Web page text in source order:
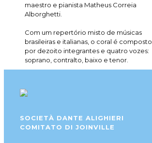
maestro e pianista Matheus Correia
Alborghetti.
Com um repertório misto de músicas
brasileiras e italianas, o coral é composto
por dezoito integrantes e quatro vozes:
soprano, contralto, baixo e tenor.
SOCIETÀ DANTE ALIGHIERI
COMITATO DI JOINVILLE